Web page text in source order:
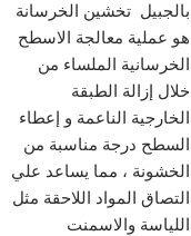
بالجبيل تخشين الخرسانة
هو عملية معالجة الاسطح
الخرسانية الملساء من
خلال إزالة الطبقة
الخارجية الناعمة و إعطاء
السطح درجة مناسبة من
الخشونة ، مما يساعد علي
التصاق المواد اللاحقة مثل
اللياسة والاسمنت